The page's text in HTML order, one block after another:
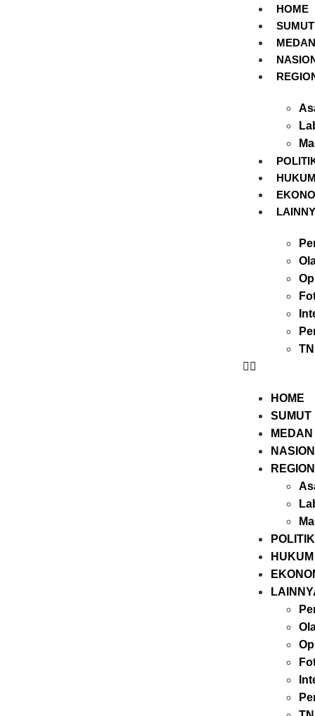
HOME
SUMUT
MEDAN
HOME
SUMUT
MEDAN
POLITIK
HUKUM